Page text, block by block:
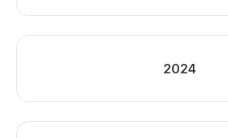
2024